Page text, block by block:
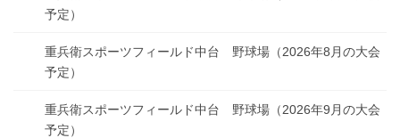
予定）
重兵衛スポーツフィールド中台 野球場（2026年8月の大会
予定）
重兵衛スポーツフィールド中台 野球場（2026年9月の大会
予定）